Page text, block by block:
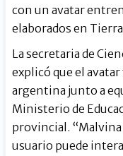
con un avatar
elaborados en
La secretaria de
explicó que el
argentina junto a
Ministerio de
provincial. “Malvina
usuario puede